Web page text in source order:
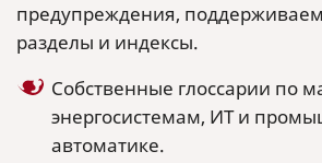
предупреждения,
разделы и индексы.
Собственные глоссарии по
энергосистемам, ИТ и
автоматике.